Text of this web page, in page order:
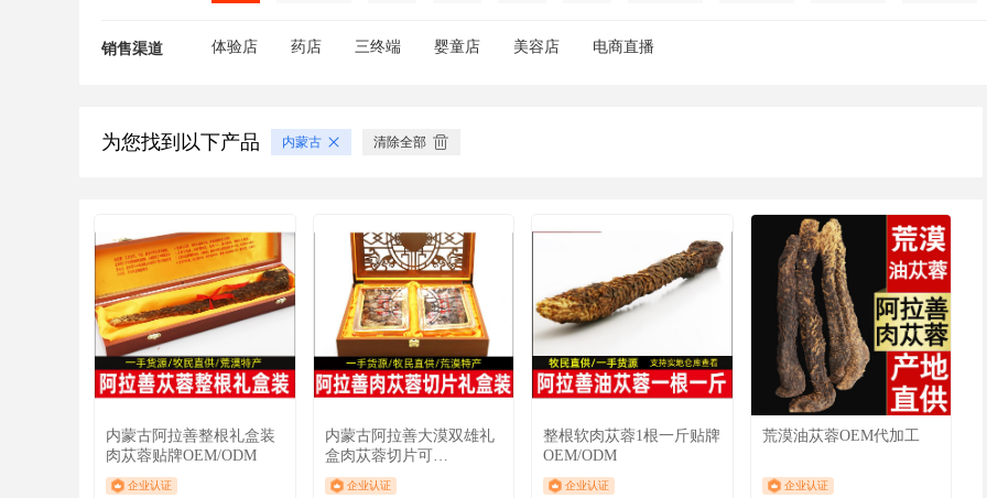
销售渠道 体验店 药店 三终端 婴童店 美容店 电商直播
为您找到以下产品 内蒙古 清除全部
内蒙古阿拉善整根礼盒装
肉苁蓉贴牌OEM/ODM
企业认证
内蒙古阿拉善大漠双雄礼
盒肉苁蓉切片可
OEM/ODM代工
企业认证
整根软肉苁蓉1根一斤贴牌
OEM/ODM
企业认证
荒漠油苁蓉OEM代加工
企业认证